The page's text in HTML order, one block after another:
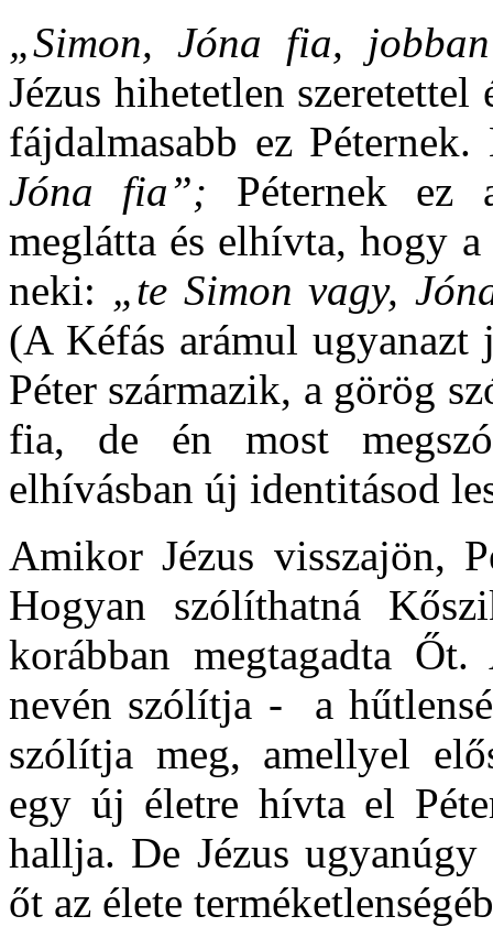
„Simon, Jóna fia,
Jézus hihetetlen
fájdalmasabb ez
Jóna fia”; Péternek ez
meglátta és elhívta, hogy
neki: „te Simon vagy,
(A Kéfás arámul
Péter származik, a görög
fia, de én most
elhívásban új identitásod
Amikor Jézus visszajön,
Hogyan szólíthatná
korábban megtagadta
nevén szólítja - a
szólítja meg, amellyel
egy új életre hívta el
hallja. De Jézus
őt az élete